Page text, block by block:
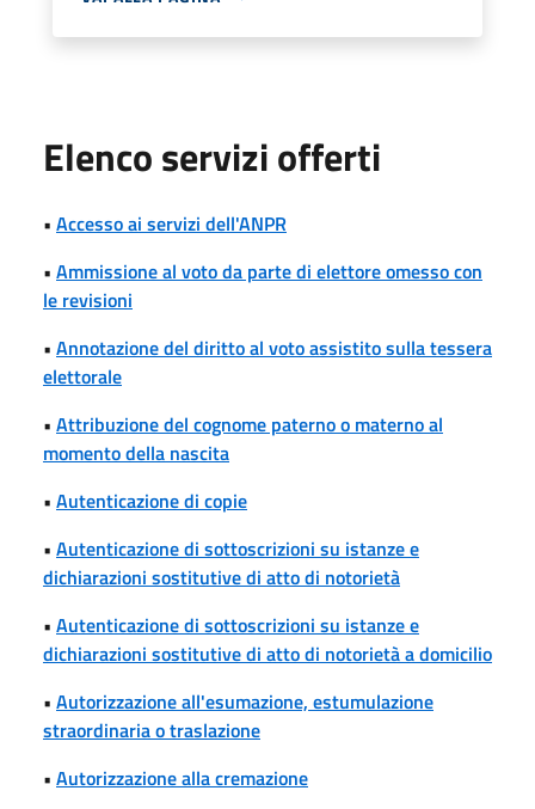
Elenco servizi offerti
• Accesso ai servizi dell'ANPR
• Ammissione al voto da parte di elettore omesso con
le revisioni
• Annotazione del diritto al voto assistito sulla tessera
elettorale
• Attribuzione del cognome paterno o materno al
momento della nascita
• Autenticazione di copie
• Autenticazione di sottoscrizioni su istanze e
dichiarazioni sostitutive di atto di notorietà
• Autenticazione di sottoscrizioni su istanze e
dichiarazioni sostitutive di atto di notorietà a domicilio
• Autorizzazione all'esumazione, estumulazione
straordinaria o traslazione
• Autorizzazione alla cremazione